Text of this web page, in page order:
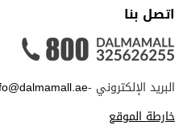
اتصل بنا
البريد الإلكتروني -
خارطة الموقع